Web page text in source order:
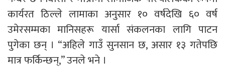
कार्यरत ठिल्ले लामाका अनुसार १० वर्षदेखि ६० वर्ष
उमेरसम्मका मानिसहरू यार्सा संकलनका लागि पाटन
पुगेका छन् । “अहिले गाउँ सुनसान छ, असार १३ गतेपछि
मात्र फर्किन्छन्,” उनले भने ।